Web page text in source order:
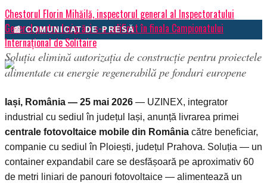
Chestorul Florin Mihăilă, inspectorul general al Inspectoratului
General pentru Imigrări s-a calificat în finala Campionatului
Internațional de Solitaire
📰 COMUNICAT DE PRESĂ
Soluția elimină autorizația de construcție pentru proiectele
alimentate cu energie regenerabilă pe fonduri europene
Iași, România — 25 mai 2026 — UZINEX, integrator
industrial cu sediul în județul Iași, anunță livrarea primei
centrale fotovoltaice mobile din România către beneficiar,
companie cu sediul în Ploiești, județul Prahova. Soluția — un
container expandabil care se desfășoară pe aproximativ 60
de metri liniari de panouri fotovoltaice — alimentează un